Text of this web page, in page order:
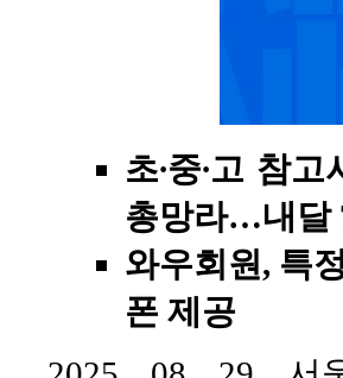
초∙중∙고 참
총망라…내달
와우회원, 특
폰 제공